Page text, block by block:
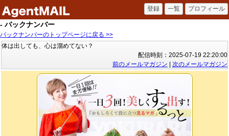
- バックナンバー
バックナンバーのトップページに戻る >>
体は出しても、心は溜めてない？
配信時刻：2025-07-19 22:20:00
前のメールマガジン
次のメールマガジン